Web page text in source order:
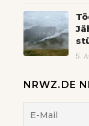
5.
NRWZ.DE